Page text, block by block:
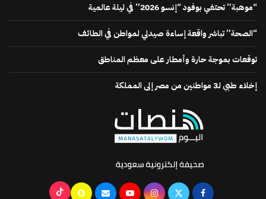
“موهبة” تحتفي بوفود “إنسو 2026” في ليلة عالمية
“الصحة” تباشر واقعة إساءة صيدلي لمواطن في الطائف
توقعات بموجة حارة وأمطار على معظم المناطق
إخلاء طبي لـ3 مواطنين من مصر إلى المملكة